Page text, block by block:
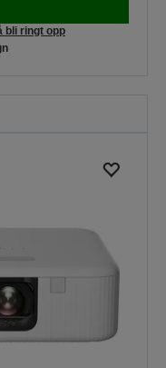
bli ringt opp